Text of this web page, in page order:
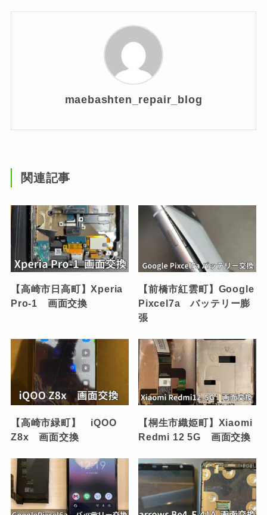
maebashten_repair_blog
関連記事
【高崎市日高町】Xperia
Pro-1 画面交換
【前橋市紅雲町】Google
Pixcel7a バッテリー膨
張
【高崎市緑町】 iQOO
Z8x 画面交換
【桐生市織姫町】Xiaomi
Redmi 12 5G 画面交換